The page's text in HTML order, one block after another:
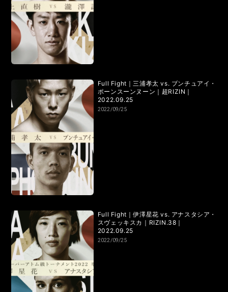
Full Fight｜三浦孝太 vs. ブンチュアイ・
ポーンスーンヌーン｜超RIZIN｜
2022.09.25
2022/09/25
Full Fight｜伊澤星花 vs. アナスタシア・
スヴェッキスカ｜RIZIN.38｜
2022.09.25
2022/09/25